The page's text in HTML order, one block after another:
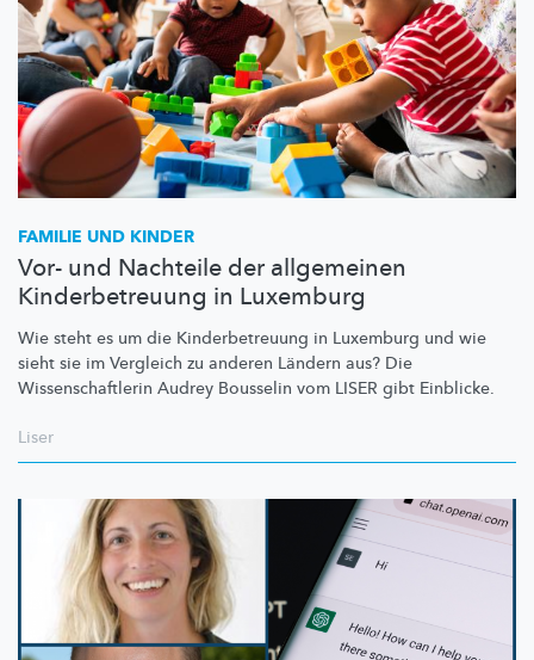
FAMILIE UND KINDER
Vor- und Nachteile der allgemeinen
Kinderbetreuung in Luxemburg
Wie steht es um die Kinderbetreuung in Luxemburg und wie
sieht sie im Vergleich zu anderen Ländern aus? Die
Wissenschaftlerin Audrey Bousselin vom LISER gibt Einblicke.
Liser